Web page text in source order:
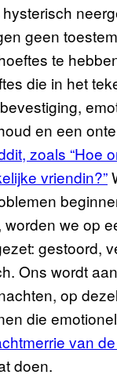
geen
te
die in het
en een
zoals “Hoe
vriendin?”
we op
gestoord,
Ons wordt
op
die
van
doen.